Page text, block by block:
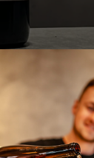
spontánně,